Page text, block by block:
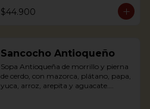
Mondongo is a traditional soup with
some lemon and coriander if you wish.
$44.900
Sancocho Antioqueño
Sopa Antioqueña de morrillo y pierna
de cerdo, con mazorca, plátano, papa,
yuca, arroz, arepita y aguacate.